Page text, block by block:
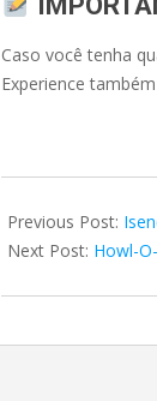
Caso você tenha
Experience
08-
04
Previous Post:
Next Post: Howl-